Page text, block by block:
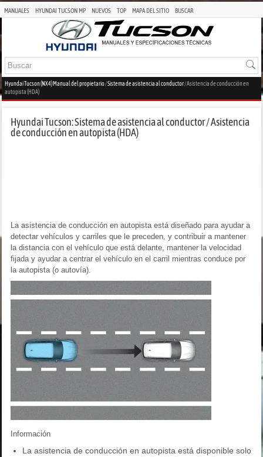
MANUALES HYUNDAI TUCSON MP NUEVOS TOP MAPA DEL SITIO BUSCAR
Hyundai Tucson (NX4) Manual del propietario/Sistema de asistencia al conductor/ Asistencia de conducción en
autopista (HDA)
Hyundai Tucson: Sistema de asistencia al conductor / Asistencia
de conducción en autopista (HDA)
La asistencia de conducción en autopista está diseñado para ayudar a
detectar vehículos y carriles que le preceden, y contribuir a mantener
la distancia con el vehículo que está delante, mantener la velocidad
fijada y ayudar a centrar el vehículo en el carril mientras conduce por
la autopista (o autovía).
Información
La asistencia de conducción en autopista está disponible solo